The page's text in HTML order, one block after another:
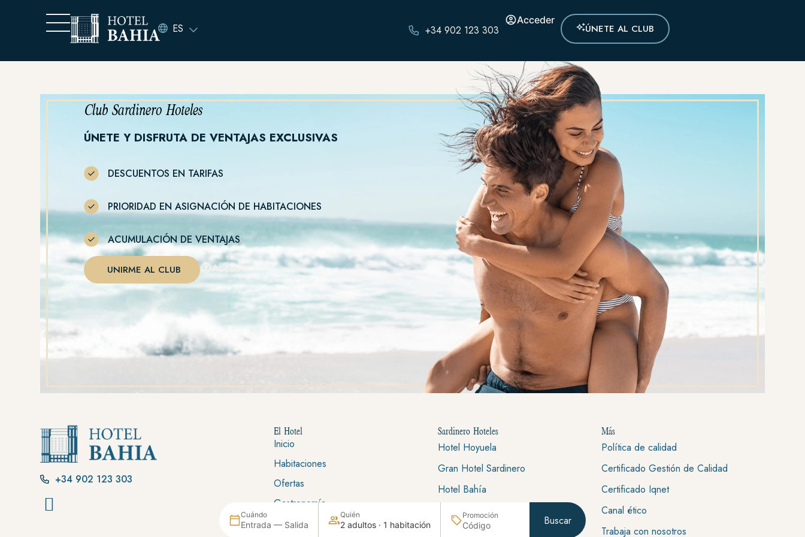
ES +34 902 123 303
Acceder
ÚNETE AL CLUB
Cuándo
Entrada — Salida
Quién
2 adultos · 1 habitación
Promoción Buscar
Club Sardinero Hoteles
ÚNETE Y DISFRUTA DE VENTAJAS EXCLUSIVAS
DESCUENTOS EN TARIFAS
PRIORIDAD EN ASIGNACIÓN DE HABITACIONES
ACUMULACIÓN DE VENTAJAS
UNIRME AL CLUB Acceder
+34 902 123 303
El Hotel
Inicio
Habitaciones
Ofertas
Gastronomía
Reuniones y eventos
Sardinero Hoteles
Hotel Hoyuela
Gran Hotel Sardinero
Hotel Bahía
Hotel Sardinero Madrid
Más
Política de calidad
Certificado Gestión de Calidad
Certificado Iqnet
Canal ético
Trabaja con nosotros